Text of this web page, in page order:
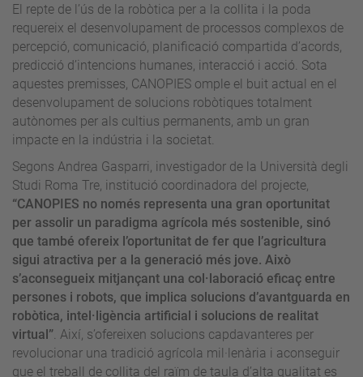
El repte de l’ús de la robòtica per a la collita i la poda
requereix el desenvolupament de processos complexos de
percepció, comunicació, planificació compartida d’acords,
predicció d’intencions humanes, interacció i acció. Sota
aquestes premisses, CANOPIES omple el buit actual en el
desenvolupament de solucions robòtiques totalment
autònomes per als cultius permanents, amb un gran
impacte en la indústria i la societat.
Segons Andrea Gasparri, investigador de la Università degli
Studi Roma Tre, institució coordinadora del projecte,
“CANOPIES no només representa una gran oportunitat
per assolir un paradigma agrícola més sostenible, sinó
que també ofereix l’oportunitat de fer que l’agricultura
sigui atractiva per a la generació més jove. Això
s’aconsegueix mitjançant una col·laboració eficaç entre
persones i robots, que implica solucions d’avantguarda en
robòtica, intel·ligència artificial i solucions de realitat
virtual”. Així, s’ofereixen solucions capdavanteres per
revolucionar una tradició agrícola mil·lenària i aconseguir
que el treball de collita del raïm de taula d’alta qualitat es